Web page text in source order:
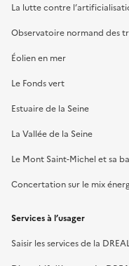
La lutte contre
Observatoire normand des
Éolien en mer
Le Fonds vert
Estuaire de la Seine
La Vallée de la Seine
Le Mont Saint-Michel et sa
Concertation sur le mix
Services à l’usager
Saisir les services de la